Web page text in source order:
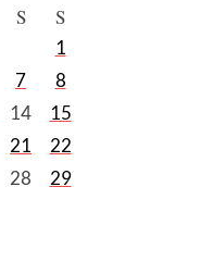
S S
1
7
8
14
15
21
22
28
29